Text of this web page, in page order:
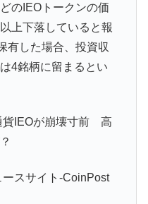
のIEOトークンの価
上下落していると報
有した場合、投資収
4銘柄に留まるとい
貨IEOが崩壊寸前 高
スサイト-CoinPost